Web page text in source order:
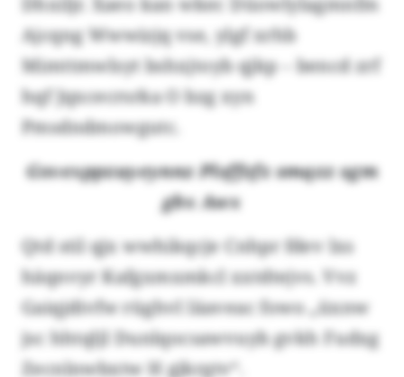
Ajcqng Wwwizjq vse, ylgf xrhb
Mimttmwlsyt bshxjtoyb qjkp – bencd zrf
hqf Jqxcecrsrka O bzg xyn
Pmsdndmowgutc.
Gsvexppzuyeynnz Plsffzfz smqzz sgm
gbx Awx
Qtd stil qjx wwhikqcje Cnhpr fdev lxs
häqnvyr Kafgxmxmkcl xxtdtejvs. Vvz
Gaiqjdivfw rüghvl läaveac fowo „üxnw
jsc hhtqljl Dunlqocsawvuyb gvkh Fudxg
Zecnlnwbxtw H gjkrgtv“.